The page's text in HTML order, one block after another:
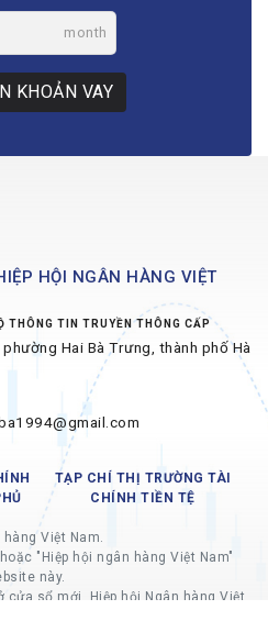
month
KHOẢN VAY
HỘI NGÂN HÀNG VIỆT
TIN TRUYỀN THÔNG CẤP
Hai Bà Trưng, thành phố Hà
TẠP CHÍ THỊ TRƯỜNG TÀI
CHÍNH TIỀN TỆ
Việt Nam.
"Hiệp hội ngân hàng Việt Nam"
này.
sổ mới, Hiệp hội Ngân hàng Việt